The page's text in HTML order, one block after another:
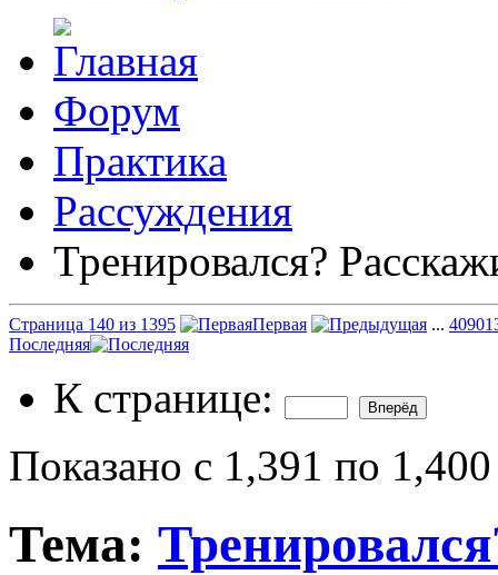
Форум
Практика
Рассуждения
Тренировался?
Страница 140 из 1395 Первая ... 4090
Последняя
К странице:
Показано с 1,391 по
Тема: